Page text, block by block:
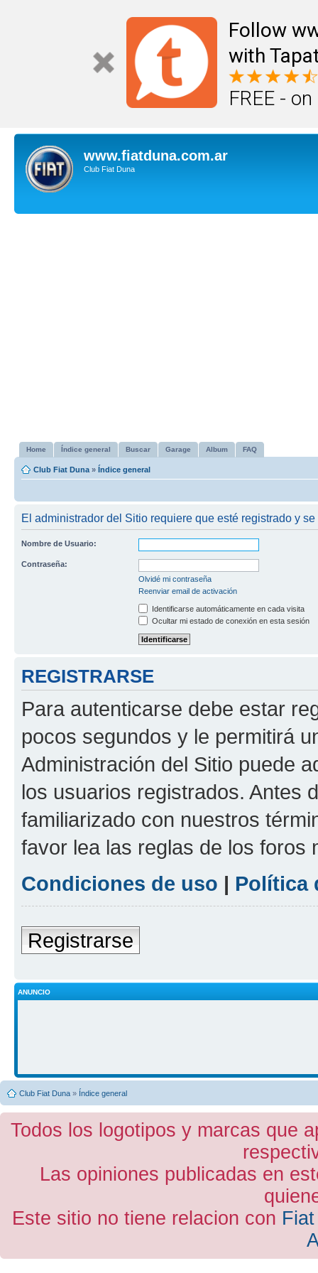
Follow
with
FREE -
www.fiatduna.com.ar
Club Fiat Duna
Home Índice general Buscar Garage Album FAQ
Club Fiat Duna » Índice general
El administrador del Sitio requiere que esté registrado y
Nombre de Usuario:
Contraseña:
Olvidé mi contraseña
Reenviar email de activación
Identificarse automáticamente en cada visita
Ocultar mi estado de conexión en esta sesión
REGISTRARSE
Para autenticarse debe estar
pocos segundos y le permitirá
Administración del Sitio puede
los usuarios registrados. Antes
familiarizado con nuestros
favor lea las reglas de los foros
Condiciones de uso | Política
Registrarse
ANUNCIO
Club Fiat Duna » Índice general
Todos los logotipos y marcas que
Las opiniones publicadas en
Este sitio no tiene relacion con